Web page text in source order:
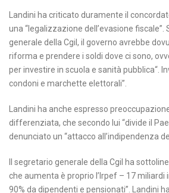
Landini ha criticato duramente il
una “legalizzazione dell’evasione fiscale”.
generale della Cgil, il governo avrebbe
riforma e prendere i soldi dove ci sono,
per investire in scuola e sanità pubblica“.
condoni e marchette elettorali”.
Landini ha anche espresso
differenziata, che secondo lui “divide il
denunciato un “attacco all’indipendenza
Il segretario generale della Cgil ha
che aumenta è proprio l’Irpef – 17 miliardi
90% da dipendenti e pensionati”. Landini